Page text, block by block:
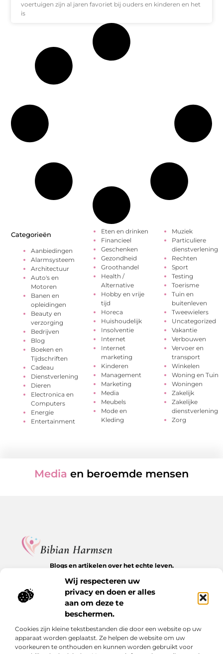
Wij respecteren uw
privacy en doen er alles
aan om deze te
beschermen.
Cookies zijn kleine tekstbestanden die door een website op uw
apparaat worden geplaatst. Ze helpen de website om uw
voorkeuren te onthouden en kunnen worden gebruikt voor
voertuigen zijn al jaren favoriet bij ouders en kinderen en het
is
Categorieën
Aanbiedingen
Alarmsysteem
Architectuur
Auto's en
Motoren
Banen en
opleidingen
Beauty en
verzorging
Bedrijven
Blog
Boeken en
Tijdschriften
Cadeau
Dienstverlening
Dieren
Electronica en
Computers
Energie
Entertainment
Eten en drinken
Financieel
Geschenken
Gezondheid
Groothandel
Health /
Alternative
Hobby en vrije
tijd
Horeca
Huishoudelijk
Insolventie
Internet
Internet
marketing
Kinderen
Management
Marketing
Media
Meubels
Mode en
Kleding
Muziek
Particuliere
dienstverlening
Rechten
Sport
Testing
Toerisme
Tuin en
buitenleven
Tweewielers
Uncategorized
Vakantie
Verbouwen
Vervoer en
transport
Winkelen
Woning en Tuin
Woningen
Zakelijk
Zakelijke
dienstverlening
Zorg
Media en beroemde mensen
Blogs en artikelen over het echte leven.
waardevolle inzichten op BibianHarmsen.nl.
Bericht categorie
Onze informatie